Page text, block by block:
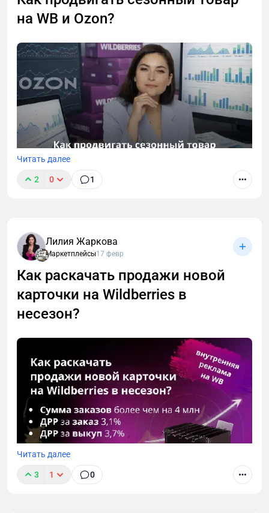
на WB и Ozon?
поэтапный план его продвижения.
Читать далее
2 0 1
Лилия Жаркова
Маркетплейсы17 февр
Как раскачать продажи новой
карточки на Wildberries в
несезон?
Читать далее
3 1 0